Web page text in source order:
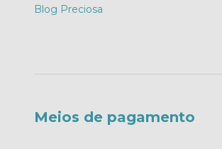
Blog Preciosa
Meios de pagamento